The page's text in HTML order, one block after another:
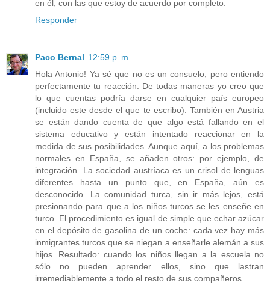
en él, con las que estoy de acuerdo por completo.
Responder
Paco Bernal 12:59 p. m.
Hola Antonio! Ya sé que no es un consuelo, pero entiendo
perfectamente tu reacción. De todas maneras yo creo que
lo que cuentas podría darse en cualquier país europeo
(incluido este desde el que te escribo). También en Austria
se están dando cuenta de que algo está fallando en el
sistema educativo y están intentado reaccionar en la
medida de sus posibilidades. Aunque aquí, a los problemas
normales en España, se añaden otros: por ejemplo, de
integración. La sociedad austríaca es un crisol de lenguas
diferentes hasta un punto que, en España, aún es
desconocido. La comunidad turca, sin ir más lejos, está
presionando para que a los niños turcos se les enseñe en
turco. El procedimiento es igual de simple que echar azúcar
en el depósito de gasolina de un coche: cada vez hay más
inmigrantes turcos que se niegan a enseñarle alemán a sus
hijos. Resultado: cuando los niños llegan a la escuela no
sólo no pueden aprender ellos, sino que lastran
irremediablemente a todo el resto de sus compañeros.